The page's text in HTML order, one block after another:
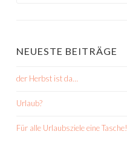
NEUESTE BEITRÄGE
der Herbst ist da…
Urlaub?
Für alle Urlaubsziele eine Tasche!